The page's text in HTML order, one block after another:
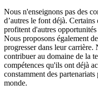
Nous n'enseignons pas des
d’autres le font déjà. Certains
profitent d'autres
Nous proposons également
progresser dans leur carrière.
contribuer au domaine de la
compétences qu'ils ont déjà
constamment des
monde.